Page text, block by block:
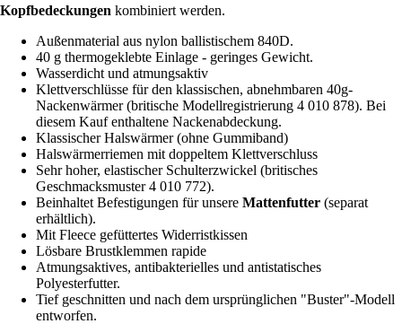
Kopfbedeckungen kombiniert werden.
Außenmaterial aus nylon ballistischem 840D.
40 g thermogeklebte Einlage - geringes Gewicht.
Wasserdicht und atmungsaktiv
Klettverschlüsse für den klassischen, abnehmbaren 40g-
Nackenwärmer (britische Modellregistrierung 4 010 878). Bei
diesem Kauf enthaltene Nackenabdeckung.
Klassischer Halswärmer (ohne Gummiband)
Halswärmerriemen mit doppeltem Klettverschluss
Sehr hoher, elastischer Schulterzwickel (britisches
Geschmacksmuster 4 010 772).
Beinhaltet Befestigungen für unsere Mattenfutter (separat
erhältlich).
Mit Fleece gefüttertes Widerristkissen
Lösbare Brustklemmen rapide
Atmungsaktives, antibakterielles und antistatisches
Polyesterfutter.
Tief geschnitten und nach dem ursprünglichen "Buster"-Modell
entworfen.